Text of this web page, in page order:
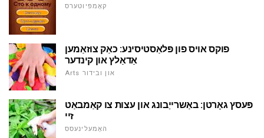
קאָמפּיוטערס
פוקס אויס פון פּלאַסטיסינע: כאַק צוזאַמען
אַדאַלץ און קינדער
Arts און ובידור
פּעסץ גאָרטן: באַשרייַבונג און עצות צו קאַמבאַט
זיי
האָמעלינעסס